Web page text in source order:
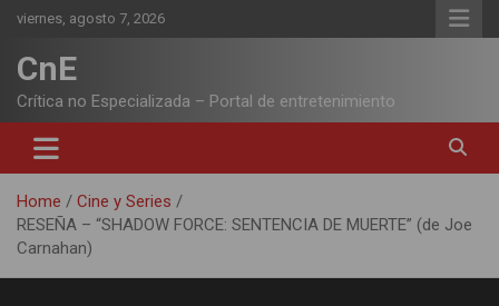
Skip
content
viernes, agosto 7, 2026
CnE
Crítica no Especializada – Portal de entretenimiento
Home
Cine y Series
RESEÑA – “SHADOW FORCE: SENTENCIA DE MUERTE” (de Joe
Carnahan)